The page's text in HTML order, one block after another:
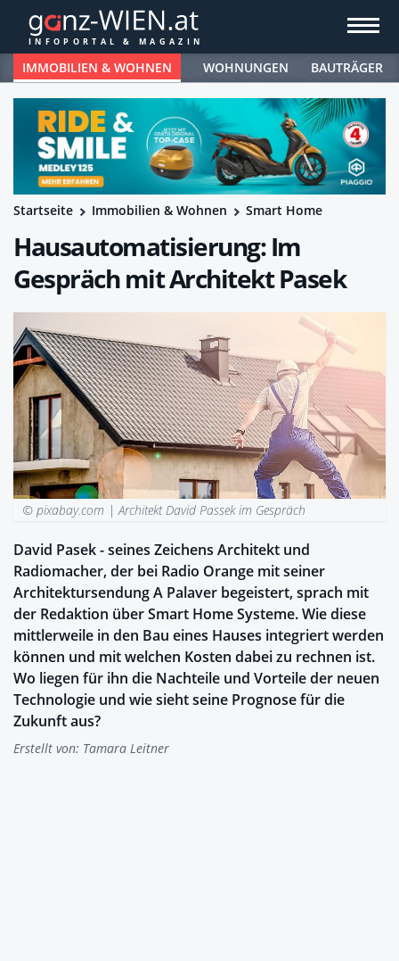
IMMOBILIEN & WOHNEN WOHNUNGEN BAUTRÄGER
Startseite Immobilien & Wohnen Smart Home
Hausautomatisierung: Im
Gespräch mit Architekt Pasek
© pixabay.com |Architekt David Passek im Gespräch
David Pasek - seines Zeichens Architekt und
Radiomacher, der bei Radio Orange mit seiner
Architektursendung A Palaver begeistert, sprach mit
der Redaktion über Smart Home Systeme. Wie diese
mittlerweile in den Bau eines Hauses integriert werden
können und mit welchen Kosten dabei zu rechnen ist.
Wo liegen für ihn die Nachteile und Vorteile der neuen
Technologie und wie sieht seine Prognose für die
Zukunft aus?
Erstellt von: Tamara Leitner